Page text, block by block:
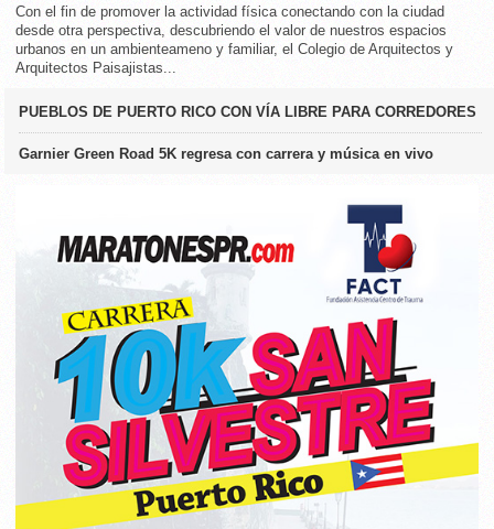
Con el fin de promover la actividad física conectando con la ciudad
desde otra perspectiva, descubriendo el valor de nuestros espacios
urbanos en un ambienteameno y familiar, el Colegio de Arquitectos y
Arquitectos Paisajistas...
PUEBLOS DE PUERTO RICO CON VÍA LIBRE PARA CORREDORES
Garnier Green Road 5K regresa con carrera y música en vivo